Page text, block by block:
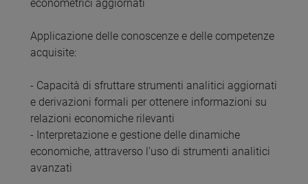
econometrici aggiornati
Applicazione delle conoscenze e delle competenze
acquisite:
- Capacità di sfruttare strumenti analitici aggiornati
e derivazioni formali per ottenere informazioni su
relazioni economiche rilevanti
- Interpretazione e gestione delle dinamiche
economiche, attraverso l'uso di strumenti analitici
avanzati